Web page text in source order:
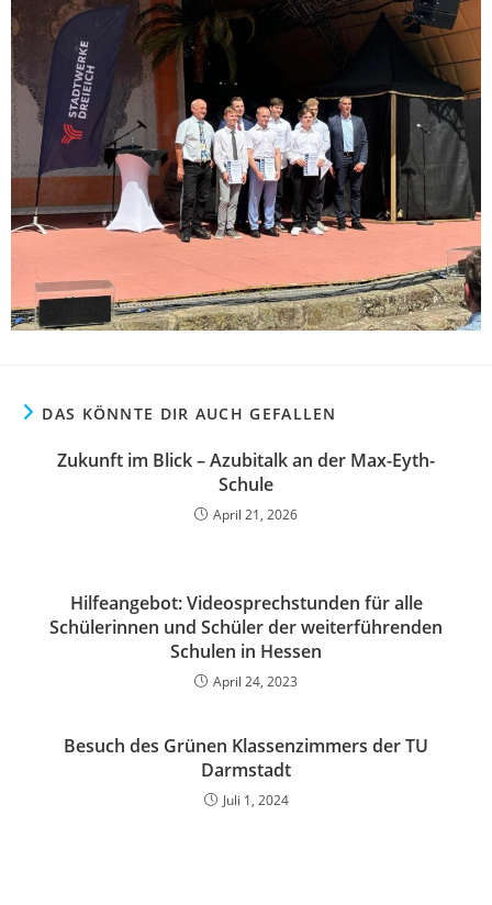
DAS KÖNNTE DIR AUCH GEFALLEN
Zukunft im Blick – Azubitalk an der Max-Eyth-
Schule
April 21, 2026
Hilfeangebot: Videosprechstunden für alle
Schülerinnen und Schüler der weiterführenden
Schulen in Hessen
April 24, 2023
Besuch des Grünen Klassenzimmers der TU
Darmstadt
Juli 1, 2024